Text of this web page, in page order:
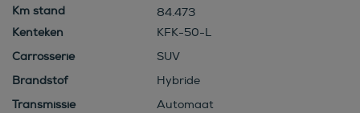
84.473
Kenteken
KFK-50-L
Carrosserie
SUV
Brandstof
Hybride
Transmissie
Automaat